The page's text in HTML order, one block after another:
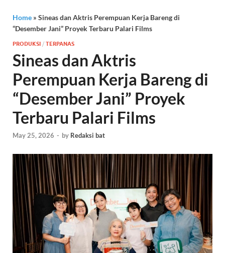
Home » Sineas dan Aktris Perempuan Kerja Bareng di
“Desember Jani” Proyek Terbaru Palari Films
PRODUKSI / TERPANAS
Sineas dan Aktris
Perempuan Kerja Bareng di
“Desember Jani” Proyek
Terbaru Palari Films
May 25, 2026 - by Redaksi bat